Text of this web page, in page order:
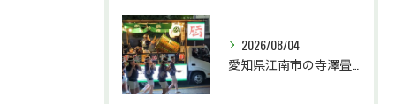
2026/08/04